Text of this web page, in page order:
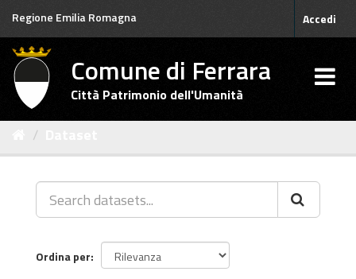
Salta
contenuto
Regione Emilia Romagna Accedi
Comune di Ferrara
Città Patrimonio dell'Umanità
Ordina per